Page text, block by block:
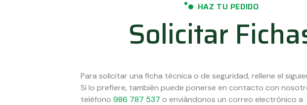
HAZ TU PEDIDO
Solicitar
Para solicitar una ficha técnica o de seguridad, rellene el
Si lo prefiere, también puede ponerse en contacto con
teléfono986 787 537 o enviándonos un correo electrónico a